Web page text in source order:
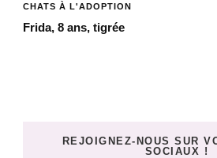
CHATS À L'ADOPTION
Frida, 8 ans, tigrée
REJOIGNEZ-NOUS SUR
SOCIAUX !